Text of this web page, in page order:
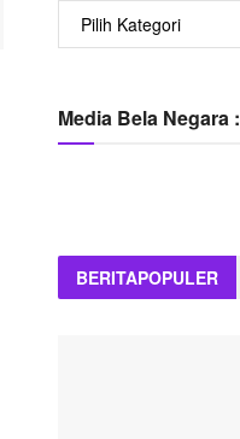
Berita
Media Bela Negara :
BERITAPOPULER